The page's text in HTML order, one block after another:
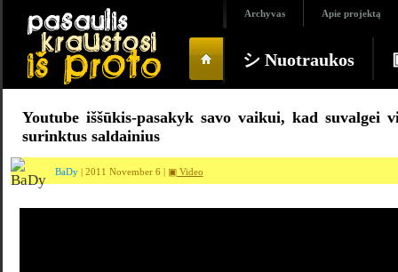
Archyvas Apie projektą
シ Nuotraukos
Youtube iššūkis-pasakyk savo vaikui, kad suvalgei
surinktus saldainius
BaDy| 2011 November 6 | ▣ Video